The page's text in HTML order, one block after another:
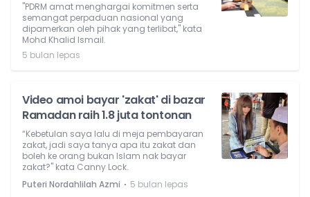
"PDRM amat menghargai komitmen serta
semangat perpaduan nasional yang
dipamerkan oleh pihak yang terlibat," kata
Mohd Khalid Ismail.
5 bulan lepas
Video amoi bayar 'zakat' di bazar
Ramadan raih 1.8 juta tontonan
“Kebetulan saya lalu di meja pembayaran
zakat, jadi saya tanya apa itu zakat dan
boleh ke orang bukan Islam nak bayar
zakat?" kata Canny Lock.
Puteri Nordahlilah Azmi ⋅ 5 bulan lepas